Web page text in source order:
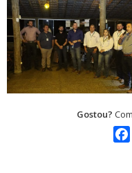
Gostou?